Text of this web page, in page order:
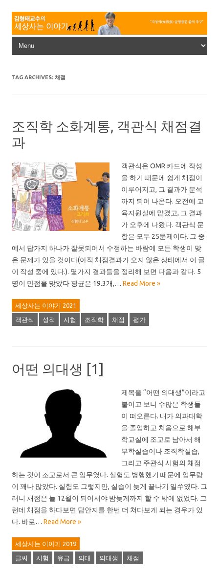
Skip to content
TAG ARCHIVES: 채점
조직학 소화계통, 객관식 채점결
과
객관식은 OMR 카드에 작성
을 하기 때문에 쉽게 채점이
이루어지고, 그 결과가 분석
까지 되어 나온다. 오전에 교
육지원실에 맡겼고, 그 결과
가 오후에 나왔다. 객관식 문
항은 모두 25문제이다. 그 중
에서 답가지 하나가 잘못되어서 수정하는 바람에 모든 학생이 맞
은 문제가 있을 것이다(아직 채점결과가 오지 않은 상태에서 이 글
이 작성 중에 있다.). 몇가지 결과들을 정리해 보면 다음과 같다. 5
명이 만점을 맞았다 평균은 19.3개,… Read More »
세상사는 이야기 2021
객관식 성적 시험 조직학 채점 평가
어떤 의대생 [1]
제목을 “어떤 의대생”이라고
붙이고 보니 수많은 학생들
이 떠오른다. 내가 의과대학
을 졸업하고 처음으로 해부
학교실에 조교로 남아서 해
부학실습이나 조직학실습,
그리고 주관식 시험의 채점
하는 것이 조교로서 큰 임무였다. 실험도 병행했기 때문에 업무량
이 꽤나 많았다. 실험도 그렇지만, 실습이 늦게 끝나기 일쑤였다. 그
러니 채점은 늘 12월이 되어서야 밤늦게까지 할 수 밖에 없었다. 그
런데 채점을 하다보면 답안지를 한번 더 쳐다보게 되는 경우가 있
다. 바로… Read More »
세상사는 이야기 2019
글씨 시험 유급 의대 의대생 채점